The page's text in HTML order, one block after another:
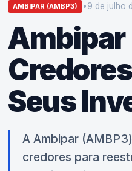
AMBIPAR (AMBP3) •9 de julho
Ambipar
Seus
A Ambipar
credores para